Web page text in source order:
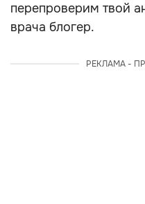
перепроверим твой
врача блогер.
РЕКЛАМА -